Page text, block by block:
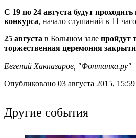
С 19 по 24 августа будут
конкурса, начало слушаний в 11
25 августа в Большом зале пройдут
торжественная церемония
Евгений Хакназаров, "Фонтанка.ру"
Опубликовано 03 августа 2015, 15:59
Другие события